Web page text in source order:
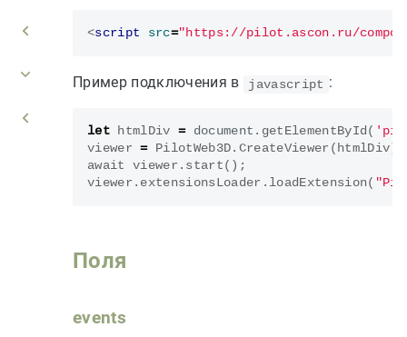
<script src="https://pilot.ascon.ru/
Пример подключения в javascript :
let htmlDiv = document . getElementById (
viewer
= PilotWeb3D . CreateViewer ( htmlDiv
await
viewer . start ();
viewer . extensionsLoader . loadExtension(
Поля
events